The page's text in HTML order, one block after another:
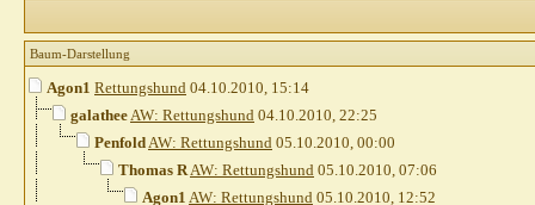
Baum-Darstellung
Agon1 Rettungshund 04.10.2010, 15:14
galatheeAW: Rettungshund 04.10.2010, 22:25
PenfoldAW: Rettungshund 05.10.2010, 00:00
Thomas RAW: Rettungshund 05.10.2010, 07:06
Agon1 AW: Rettungshund 05.10.2010, 12:52